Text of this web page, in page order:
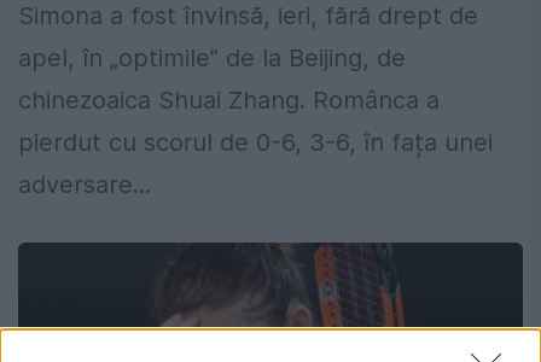
Simona a fost învinsă, ieri, fără drept de
apel, în „optimile” de la Beijing, de
chinezoaica Shuai Zhang. Românca a
pierdut cu scorul de 0-6, 3-6, în fața unei
adversare...